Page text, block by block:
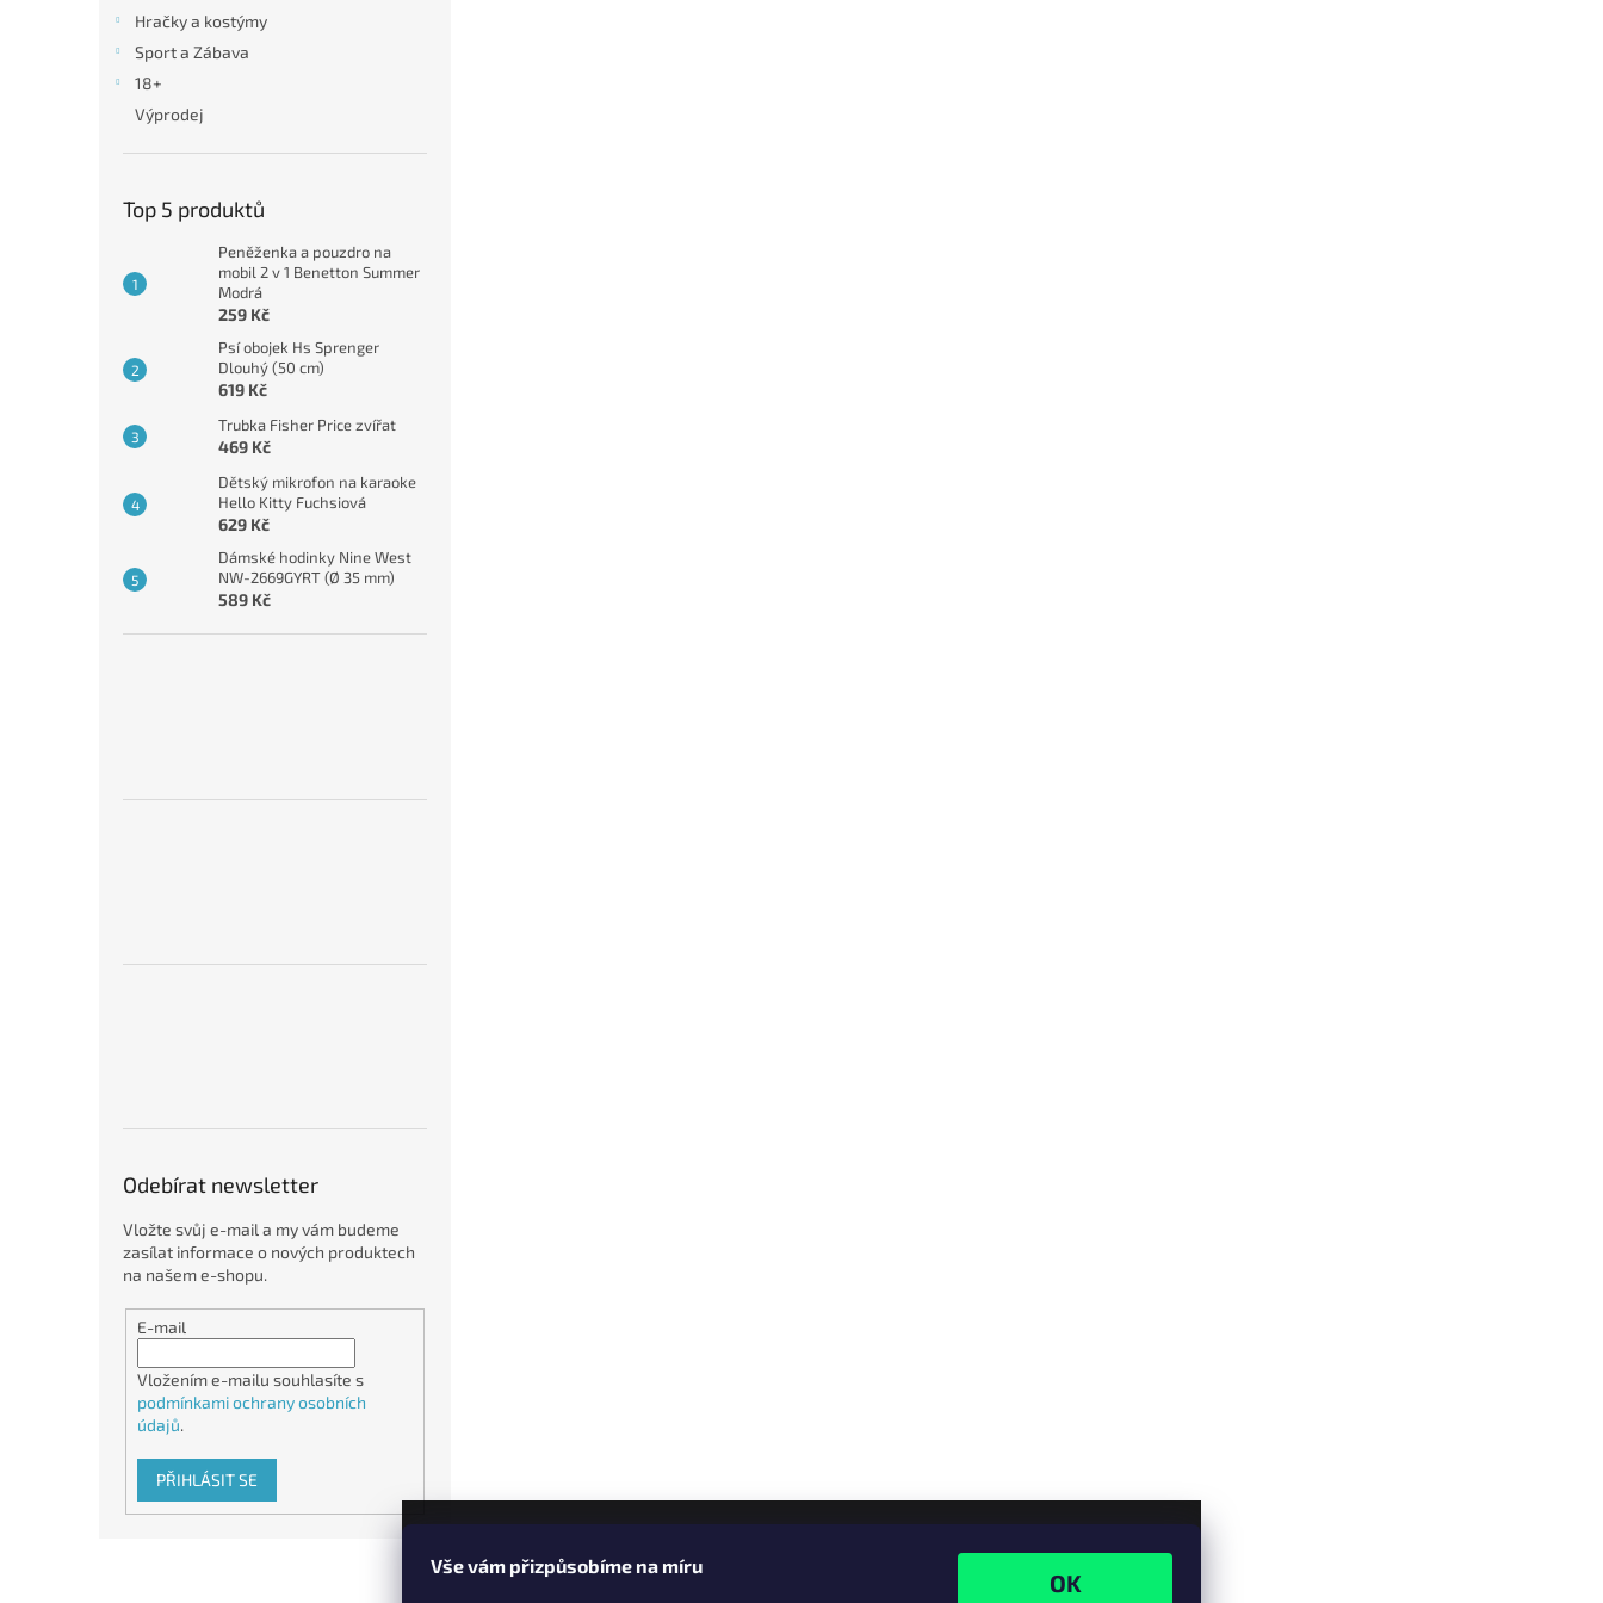
Vše vám přizpůsobíme na míru
Hračky a kostýmy
Sport a Zábava
18+
Výprodej
Top 5 produktů
Peněženka a pouzdro na
mobil 2 v 1 Benetton Summer
Modrá
259 Kč
Psí obojek Hs Sprenger
Dlouhý (50 cm)
619 Kč
Trubka Fisher Price zvířat
469 Kč
Dětský mikrofon na karaoke
Hello Kitty Fuchsiová
629 Kč
Dámské hodinky Nine West
NW-2669GYRT (Ø 35 mm)
589 Kč
Odebírat newsletter
Vložte svůj e-mail a my vám budeme
zasílat informace o nových produktech
na našem e-shopu.
E-mail
Vložením e-mailu souhlasíte s
podmínkami ochrany osobních
údajů.
PŘIHLÁSIT SE